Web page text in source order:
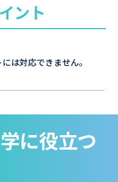
ント
は対応できません。
に役立つ